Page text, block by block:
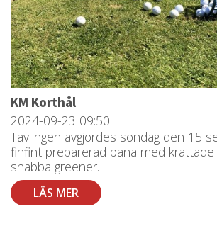
KM Korthål
2024-09-23 09:50
Tävlingen avgjordes söndag den 15
finfint preparerad bana med
snabba greener.
LÄS MER